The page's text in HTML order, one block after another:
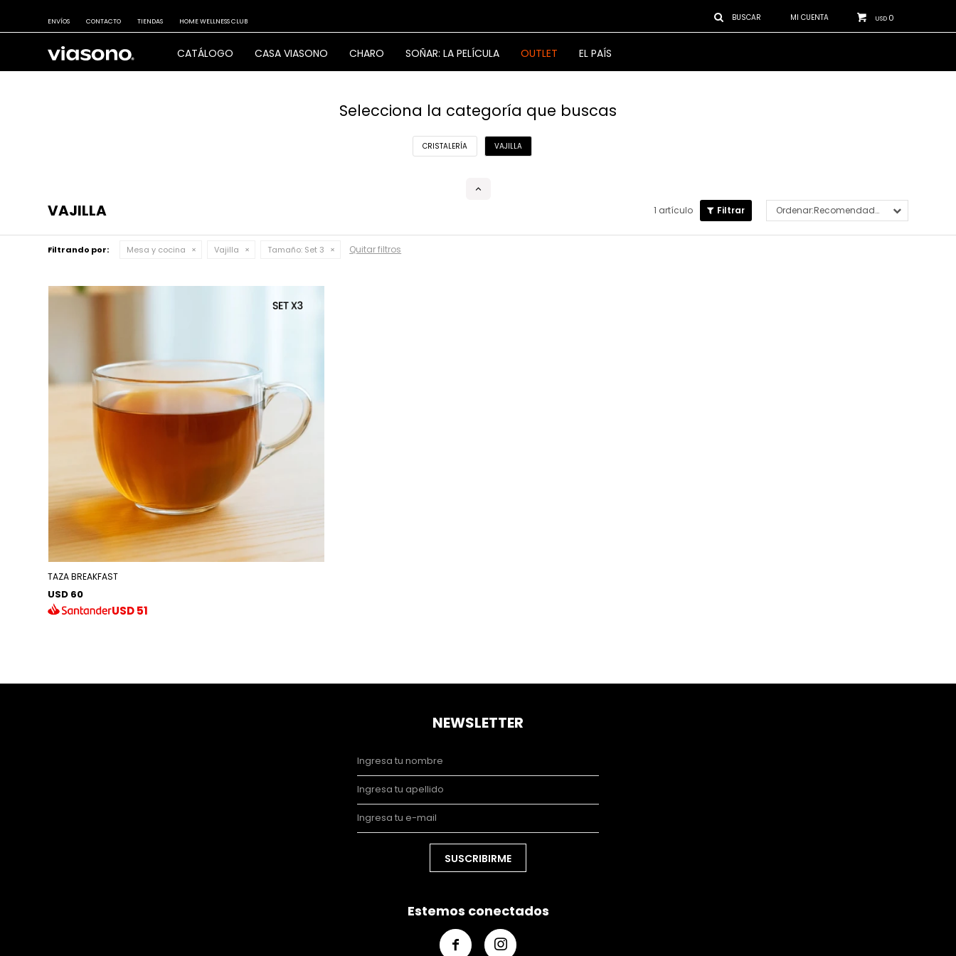
CATÁLOGO CASA VIASONO CHARO SOÑAR: LA PELÍCULA OUTLET EL PAÍS
USD 0
ENVÍOS CONTACTO TIENDAS HOME WELLNESS CLUB
Selecciona la categoría que buscas
CRISTALERÍA VAJILLA
VAJILLA 1 artículo Recomendados
Filtrando por: Mesa y cocina Vajilla Tamaño: Set 3 Quitar filtros
TAZA BREAKFAST
USD 60
USD51
NEWSLETTER
SUSCRIBIRME
Estemos conectados
 